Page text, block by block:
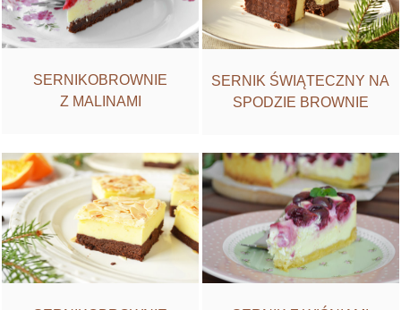
SERNIKOBROWNIE
Z MALINAMI
SERNIK ŚWIĄTECZNY NA
SPODZIE BROWNIE